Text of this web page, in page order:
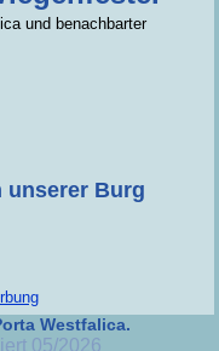
und benachbarter
unserer Burg
Westfalica.
05/2026